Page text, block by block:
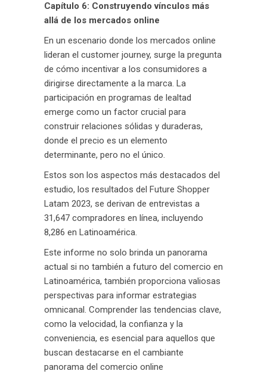
Capítulo 6: Construyendo vínculos más
allá de los mercados online
En un escenario donde los mercados online
lideran el customer journey, surge la pregunta
de cómo incentivar a los consumidores a
dirigirse directamente a la marca. La
participación en programas de lealtad
emerge como un factor crucial para
construir relaciones sólidas y duraderas,
donde el precio es un elemento
determinante, pero no el único.
Estos son los aspectos más destacados del
estudio, los resultados del Future Shopper
Latam 2023, se derivan de entrevistas a
31,647 compradores en línea, incluyendo
8,286 en Latinoamérica.
Este informe no solo brinda un panorama
actual si no también a futuro del comercio en
Latinoamérica, también proporciona valiosas
perspectivas para informar estrategias
omnicanal. Comprender las tendencias clave,
como la velocidad, la confianza y la
conveniencia, es esencial para aquellos que
buscan destacarse en el cambiante
panorama del comercio online